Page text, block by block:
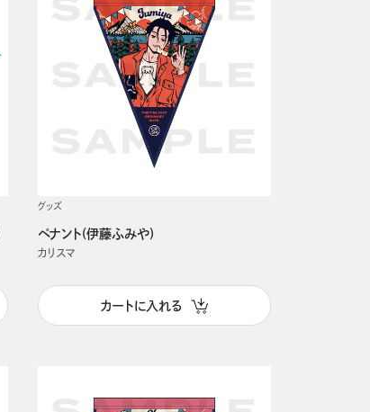
グッズ
ペナント(伊藤ふみや)
カリスマ
カートに入れる